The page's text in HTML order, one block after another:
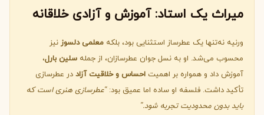
میراث یک استاد: آموزش و آزادی خلاقانه
ورنیه نه‌تنها یک عطرساز استثنایی بود، بلکه معلمی دلسوز نیز
محسوب می‌شد. او به نسل جوان عطرسازان، از جمله سلین بارل،
آموزش داد و همواره بر اهمیت احساس و خلاقیت آزاد در عطرسازی
تأکید داشت. فلسفه او ساده اما عمیق بود:“عطرسازی هنری است که
باید بدون محدودیت تجربه شود.”